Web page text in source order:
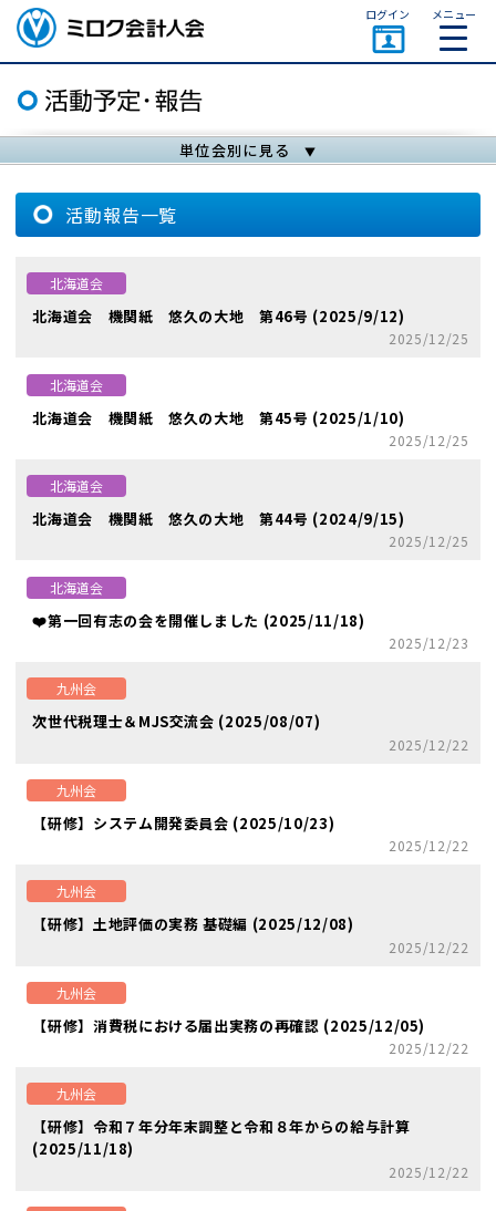
ミロク会計人会 MIROKU
ACCOUNTING PERSON
ASSOCIATION
ログイン メニュー
単位会別に見る
活動報告一覧
北海道会
北海道会 機関紙 悠久の大地 第46号 (2025/9/12)
2025/12/25
北海道会
北海道会 機関紙 悠久の大地 第45号 (2025/1/10)
2025/12/25
北海道会
北海道会 機関紙 悠久の大地 第44号 (2024/9/15)
2025/12/25
北海道会
❤️第一回有志の会を開催しました (2025/11/18)
2025/12/23
九州会
次世代税理士＆MJS交流会 (2025/08/07)
2025/12/22
九州会
【研修】システム開発委員会 (2025/10/23)
2025/12/22
九州会
【研修】土地評価の実務 基礎編 (2025/12/08)
2025/12/22
九州会
【研修】消費税における届出実務の再確認 (2025/12/05)
2025/12/22
九州会
【研修】令和７年分年末調整と令和８年からの給与計算
(2025/11/18)
2025/12/22